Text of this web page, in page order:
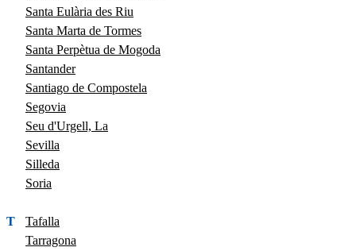
Santa Eulària des Riu
Santa Marta de Tormes
Santa Perpètua de Mogoda
Santander
Santiago de Compostela
Segovia
Seu d'Urgell, La
Sevilla
Silleda
Soria
T
Tafalla
Tarragona